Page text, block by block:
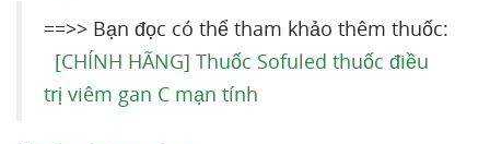
==>> Bạn đọc có thể tham khảo thêm thuốc:
[CHÍNH HÃNG] Thuốc Sofuled thuốc điều
trị viêm gan C mạn tính